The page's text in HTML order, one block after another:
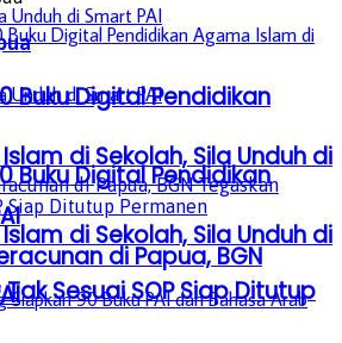
Buku Digital Pendidikan
di Sekolah, Sila Unduh di
Buku Digital Pendidikan
di Sekolah, Sila Unduh di
di Papua, BGN
Sesuai SOP Siap Ditutup